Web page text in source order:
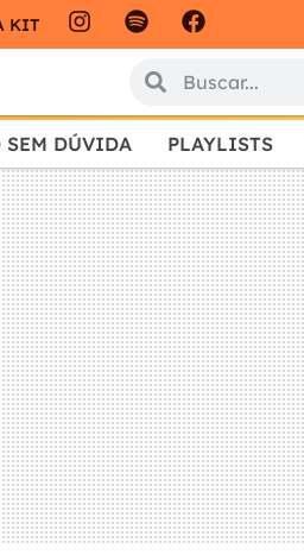
KIT
SEM DÚVIDA PLAYLISTS